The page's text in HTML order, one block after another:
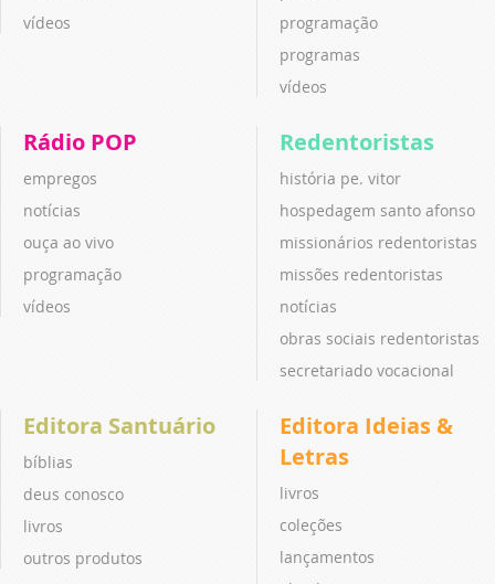
vídeos
programação
programas
vídeos
Rádio POP
empregos
notícias
ouça ao vivo
programação
vídeos
Redentoristas
história pe. vitor
hospedagem santo afonso
missionários redentoristas
missões redentoristas
notícias
obras sociais redentoristas
secretariado vocacional
Editora Santuário
bíblias
deus conosco
livros
outros produtos
Editora Ideias &
Letras
livros
coleções
lançamentos